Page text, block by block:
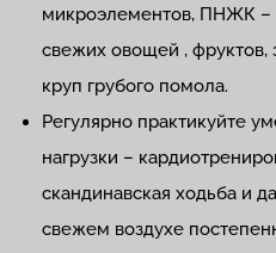
микроэлементов, ПНЖК –
свежих овощей ,
круп грубого помола.
Регулярно практикуйте
нагрузки –
скандинавская ходьба и
свежем воздухе